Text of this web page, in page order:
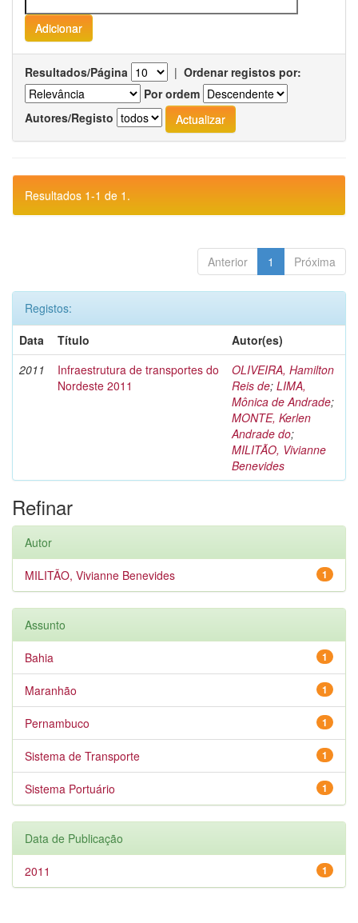
Resultados/Página | Ordenar registos por:
Por ordem
Autores/Registo
Resultados 1-1 de 1.
Anterior 1 Próxima
Registos:
Data
Título
Autor(es)
2011
Infraestrutura de transportes do
Nordeste 2011
OLIVEIRA, Hamilton
Reis de; LIMA,
Mônica de Andrade;
MONTE, Kerlen
Andrade do;
MILITÃO, Vivianne
Benevides
Refinar
Autor
1
MILITÃO, Vivianne Benevides
Assunto
1
Bahia
1
Maranhão
1
Pernambuco
1
Sistema de Transporte
1
Sistema Portuário
Data de Publicação
1
2011